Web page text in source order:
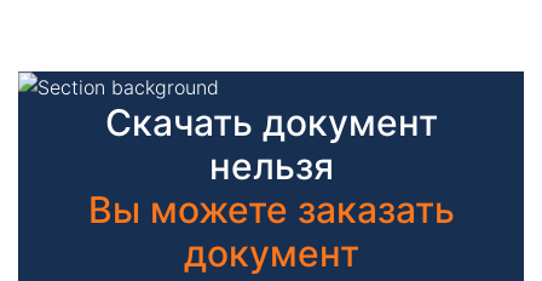
Скачать документ
нельзя
Вы можете заказать
документ